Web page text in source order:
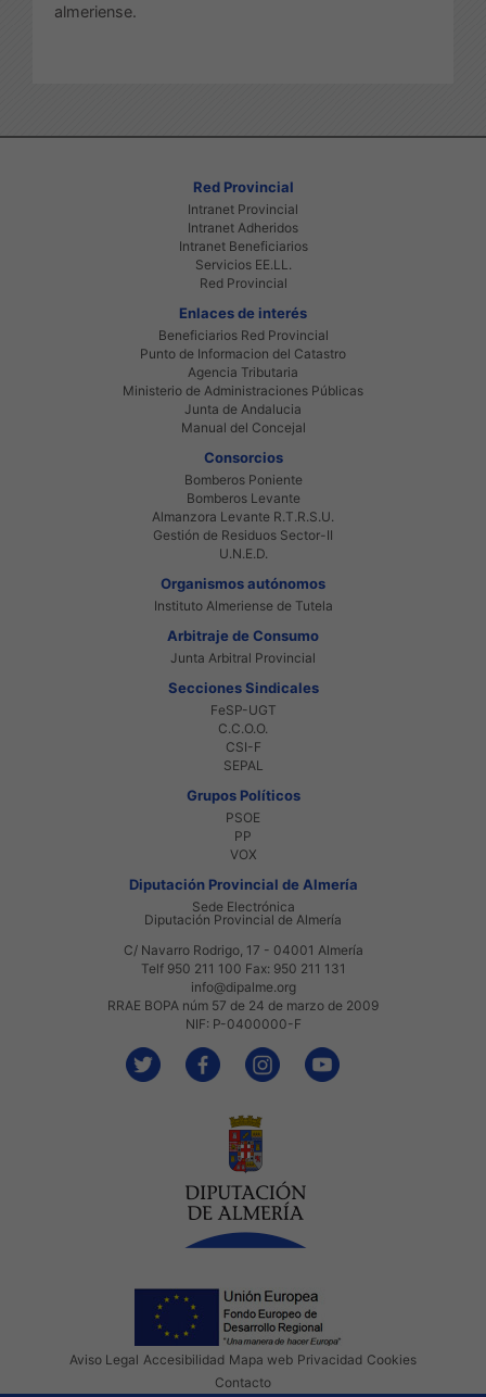
almeriense.
Red Provincial
Intranet Provincial
Intranet Adheridos
Intranet Beneficiarios
Servicios EE.LL.
Red Provincial
Enlaces de interés
Beneficiarios Red Provincial
Punto de Informacion del Catastro
Agencia Tributaria
Ministerio de Administraciones Públicas
Junta de Andalucia
Manual del Concejal
Consorcios
Bomberos Poniente
Bomberos Levante
Almanzora Levante R.T.R.S.U.
Gestión de Residuos Sector-II
U.N.E.D.
Organismos autónomos
Instituto Almeriense de Tutela
Arbitraje de Consumo
Junta Arbitral Provincial
Secciones Sindicales
FeSP-UGT
C.C.O.O.
CSI-F
SEPAL
Grupos Políticos
PSOE
PP
VOX
Diputación Provincial de Almería
Sede Electrónica
Diputación Provincial de Almería
C/ Navarro Rodrigo, 17 - 04001 Almería
Telf 950 211 100 Fax: 950 211 131
info@dipalme.org
RRAE BOPA núm 57 de 24 de marzo de 2009
NIF: P-0400000-F
Aviso Legal Accesibilidad Mapa web Privacidad Cookies
Contacto